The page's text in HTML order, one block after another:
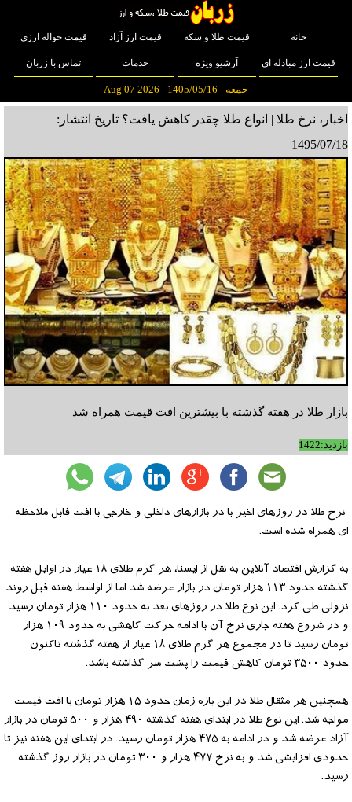
خانه قیمت طلا و سکه قیمت ارز آزاد قیمت حواله ارزی
قیمت ارز مبادله ای آرشیو ویژه خدمات تماس با زربان
جمعه - 1405/05/16 - Aug 07 2026
اخبار، نرخ طلا | انواع طلا چقدر کاهش یافت؟ تاریخ انتشار:
1495/07/18
بازار طلا در هفته گذشته با بیشترین افت قیمت همراه شد
بازدید:1422
نرخ طلا در روزهای اخیر با در بازارهای داخلی و خارجی با افت قابل ملاحظه
ای همراه شده است.
به گزارش اقتصاد آنلاین به نقل از ایسنا، هر گرم طلای ۱۸ عیار در اوایل هفته
گذشته حدود ۱۱۳ هزار تومان در بازار عرضه شد اما از اواسط هفته قبل روند
نزولی طی کرد. این نوع طلا در روزهای بعد به حدود ۱۱۰ هزار تومان رسید
و در شروع هفته جاری نرخ آن با ادامه حرکت کاهشی به حدود ۱۰۹ هزار
تومان رسید تا در مجموع هر گرم طلای ۱۸ عیار از هفته گذشته تاکنون
حدود ۳۵۰۰ تومان کاهش قیمت را پشت سر گذاشته باشد.
همچنین هر مثقال طلا در این بازه زمان حدود ۱۵ هزار تومان با افت قیمت
مواجه شد. این نوع طلا در ابتدای هفته گذشته ۴۹۰ هزار و ۵۰۰ تومان در بازار
آزاد عرضه شد و در ادامه به ۴۷۵ هزار تومان رسید. در ابتدای این هفته نیز تا
حدودی افزایشی شد و به نرخ ۴۷۷ هزار و ۳۰۰ تومان در بازار روز گذشته
رسید.